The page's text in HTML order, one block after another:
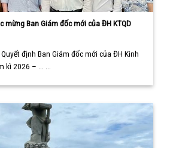
mừng Ban Giám đốc mới của ĐH KTQD
định Ban Giám đốc mới của ĐH Kinh
kì 2026 – ... ...